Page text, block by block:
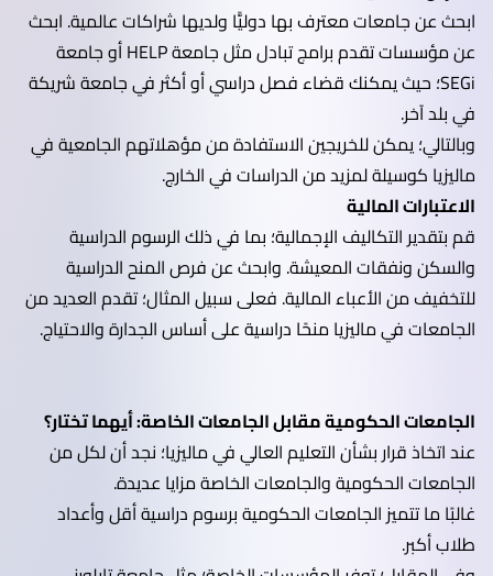
ابحث عن جامعات معترف بها دوليًّا ولديها شراكات عالمية. ابحث
عن مؤسسات تقدم برامج تبادل مثل جامعة HELP أو جامعة
SEGi؛ حيث يمكنك قضاء فصل دراسي أو أكثر في جامعة شريكة
في بلد آخر.
وبالتالي؛ يمكن للخريجين الاستفادة من مؤهلاتهم الجامعية في
ماليزيا كوسيلة لمزيد من الدراسات في الخارج.
الاعتبارات المالية
قم بتقدير التكاليف الإجمالية؛ بما في ذلك الرسوم الدراسية
والسكن ونفقات المعيشة. وابحث عن فرص المنح الدراسية
للتخفيف من الأعباء المالية. فعلى سبيل المثال؛ تقدم العديد من
الجامعات في ماليزيا منحًا دراسية على أساس الجدارة والاحتياج.
الجامعات الحكومية مقابل الجامعات الخاصة: أيهما تختار؟
عند اتخاذ قرار بشأن التعليم العالي في ماليزيا؛ نجد أن لكل من
الجامعات الحكومية والجامعات الخاصة مزايا عديدة.
غالبًا ما تتميز الجامعات الحكومية برسوم دراسية أقل وأعداد
طلاب أكبر.